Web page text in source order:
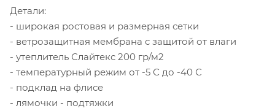
Детали:
- широкая ростовая и размерная сетки
- ветрозащитная мембрана с защитой от влаги
- утеплитель Слайтекс 200 гр/м2
- температурный режим от -5 С до -40 С
- подклад на флисе
- лямочки - подтяжки